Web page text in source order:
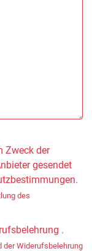
Zweck der
gesendet
des
.
der Widerufsbelehrung